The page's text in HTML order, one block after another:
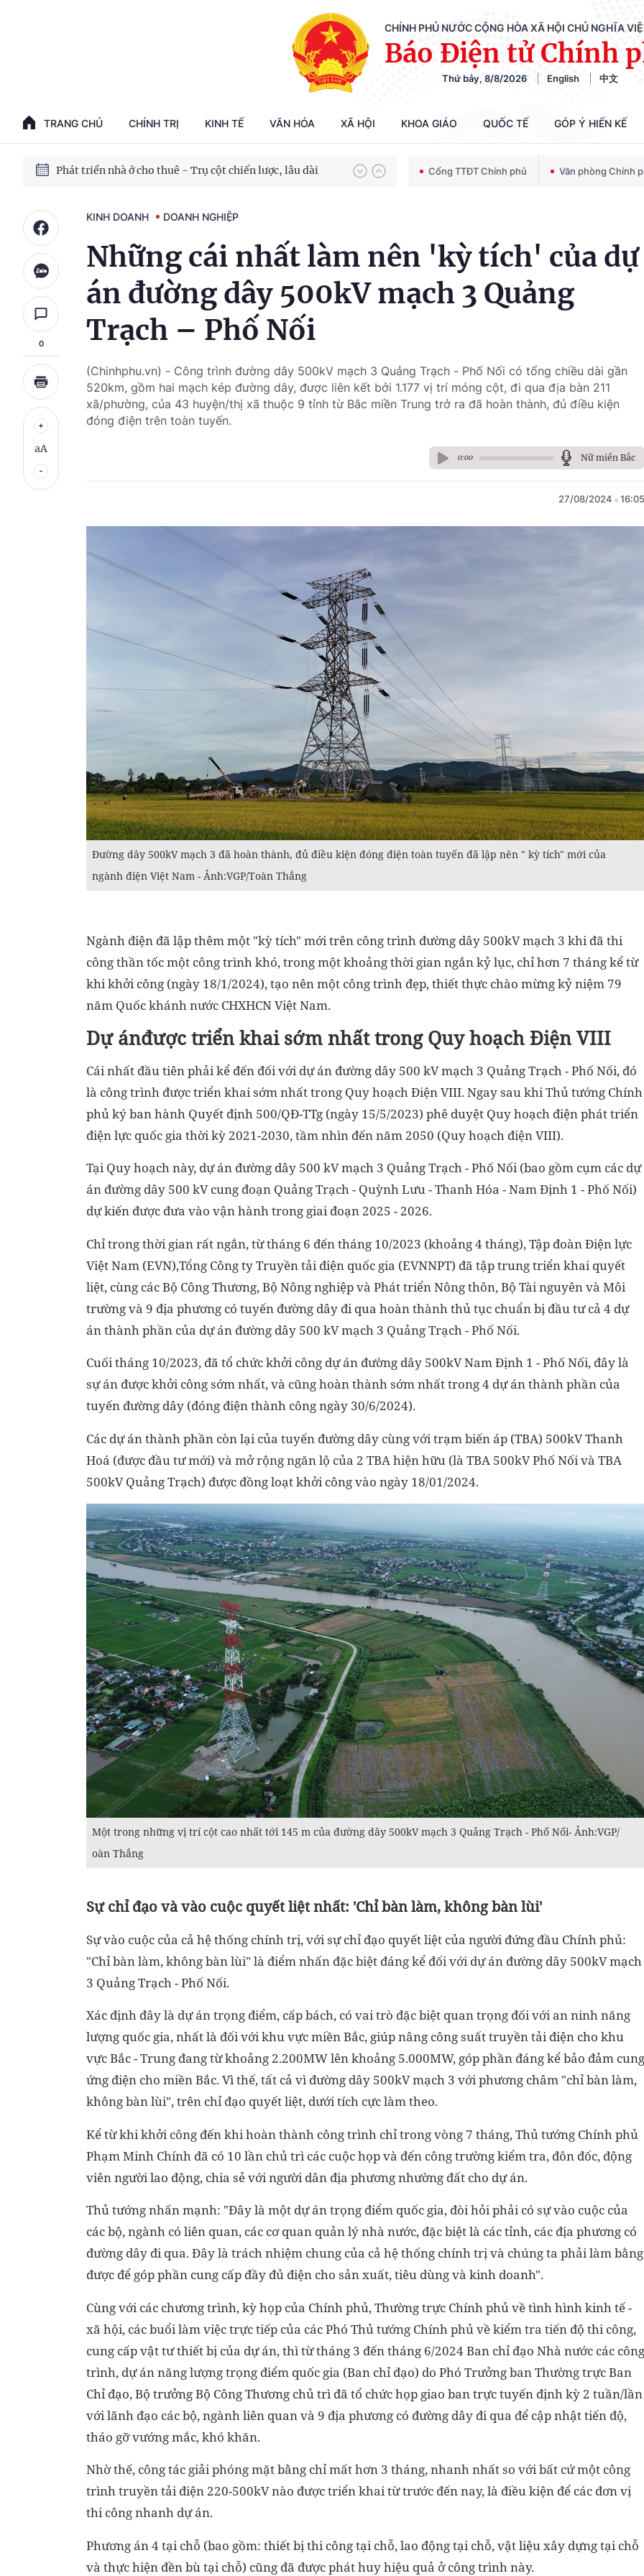
CHÍNH PHỦ NƯỚC CỘNG HÒA XÃ HỘI CHỦ NGHĨA
Báo Điện tử Chính
Thứ bảy, 8/8/2026 English 中文
TRANG CHỦ CHÍNH TRỊ KINH TẾ VĂN HÓA XÃ HỘI KHOA GIÁO QUỐC TẾ GÓP Ý HIẾN KẾ
Phát triển kinh tế nhà nước trong kỷ nguyên mới
Chiến dịch 500 ngày đêm tìm kiếm, quy tập và xác định danh tính hài cốt liệt sĩ
Bảo vệ nền tảng tư tưởng của Đảng trong kỷ nguyên phát triển mới
Phát triển nhà ở cho thuê - Trụ cột chiến lược, lâu dài Cổng TTĐT Chính phủ Văn phòng Chính
0
aA
KINH DOANH DOANH NGHIỆP
Những cái nhất làm nên 'kỳ tích' của dự
án đường dây 500kV mạch 3 Quảng
Trạch – Phố Nối
(Chinhphu.vn) - Công trình đường dây 500kV mạch 3 Quảng Trạch - Phố Nối có tổng chiều dài gần
520km, gồm hai mạch kép đường dây, được liên kết bởi 1.177 vị trí móng cột, đi qua địa bàn 211
xã/phường, của 43 huyện/thị xã thuộc 9 tỉnh từ Bắc miền Trung trở ra đã hoàn thành, đủ điều kiện
đóng điện trên toàn tuyến.
0:00 Nữ miền Bắc
27/08/2024 16:05
Đường dây 500kV mạch 3 đã hoàn thành, đủ điều kiện đóng điện toàn tuyến đã lập nên " kỳ tích" mới của
ngành điện Việt Nam - Ảnh:VGP/Toàn Thắng
Ngành điện đã lập thêm một "kỳ tích" mới trên công trình đường dây 500kV mạch 3 khi đã thi
công thần tốc một công trình khó, trong một khoảng thời gian ngắn kỷ lục, chỉ hơn 7 tháng kể từ
khi khởi công (ngày 18/1/2024), tạo nên một công trình đẹp, thiết thực chào mừng kỷ niệm 79
năm Quốc khánh nước CHXHCN Việt Nam.
Dự ánđược triển khai sớm nhất trong Quy hoạch Điện VIII
Cái nhất đầu tiên phải kể đến đối với dự án đường dây 500 kV mạch 3 Quảng Trạch - Phố Nối, đó
là công trình được triển khai sớm nhất trong Quy hoạch Điện VIII. Ngay sau khi Thủ tướng Chính
phủ ký ban hành Quyết định 500/QĐ-TTg (ngày 15/5/2023) phê duyệt Quy hoạch điện phát triển
điện lực quốc gia thời kỳ 2021-2030, tầm nhìn đến năm 2050 (Quy hoạch điện VIII).
Tại Quy hoạch này, dự án đường dây 500 kV mạch 3 Quảng Trạch - Phố Nối (bao gồm cụm các dự
án đường dây 500 kV cung đoạn Quảng Trạch - Quỳnh Lưu - Thanh Hóa - Nam Định 1 - Phố Nối)
dự kiến được đưa vào vận hành trong giai đoạn 2025 - 2026.
Chỉ trong thời gian rất ngắn, từ tháng 6 đến tháng 10/2023 (khoảng 4 tháng), Tập đoàn Điện lực
Việt Nam (EVN),Tổng Công ty Truyền tải điện quốc gia (EVNNPT) đã tập trung triển khai quyết
liệt, cùng các Bộ Công Thương, Bộ Nông nghiệp và Phát triển Nông thôn, Bộ Tài nguyên và Môi
trường và 9 địa phương có tuyến đường dây đi qua hoàn thành thủ tục chuẩn bị đầu tư cả 4 dự
án thành phần của dự án đường dây 500 kV mạch 3 Quảng Trạch - Phố Nối.
Cuối tháng 10/2023, đã tổ chức khởi công dự án đường dây 500kV Nam Định 1 - Phố Nối, đây là
sự án được khởi công sớm nhất, và cũng hoàn thành sớm nhất trong 4 dự án thành phần của
tuyến đường dây (đóng điện thành công ngày 30/6/2024).
Các dự án thành phần còn lại của tuyến đường dây cùng với trạm biến áp (TBA) 500kV Thanh
Hoá (được đầu tư mới) và mở rộng ngăn lộ của 2 TBA hiện hữu (là TBA 500kV Phố Nối và TBA
500kV Quảng Trạch) được đồng loạt khởi công vào ngày 18/01/2024.
Một trong những vị trí cột cao nhất tới 145 m của đường dây 500kV mạch 3 Quảng Trạch - Phố Nối- Ảnh:VGP/
oàn Thắng
Sự chỉ đạo và vào cuộc quyết liệt nhất: 'Chỉ bàn làm, không bàn lùi'
Sự vào cuộc của cả hệ thống chính trị, với sự chỉ đạo quyết liệt của người đứng đầu Chính phủ:
"Chỉ bàn làm, không bàn lùi" là điểm nhấn đặc biệt đáng kể đối với dự án đường dây 500kV mạch
3 Quảng Trạch - Phố Nối.
Xác định đây là dự án trọng điểm, cấp bách, có vai trò đặc biệt quan trọng đối với an ninh năng
lượng quốc gia, nhất là đối với khu vực miền Bắc, giúp nâng công suất truyền tải điện cho khu
vực Bắc - Trung đang từ khoảng 2.200MW lên khoảng 5.000MW, góp phần đáng kể bảo đảm cung
ứng điện cho miền Bắc. Vì thế, tất cả vì đường dây 500kV mạch 3 với phương châm "chỉ bàn làm,
không bàn lùi", trên chỉ đạo quyết liệt, dưới tích cực làm theo.
Kể từ khi khởi công đến khi hoàn thành công trình chỉ trong vòng 7 tháng, Thủ tướng Chính phủ
Phạm Minh Chính đã có 10 lần chủ trì các cuộc họp và đến công trường kiểm tra, đôn đốc, động
viên người lao động, chia sẻ với người dân địa phương nhường đất cho dự án.
Thủ tướng nhấn mạnh: "Đây là một dự án trọng điểm quốc gia, đòi hỏi phải có sự vào cuộc của
các bộ, ngành có liên quan, các cơ quan quản lý nhà nước, đặc biệt là các tỉnh, các địa phương có
đường dây đi qua. Đây là trách nhiệm chung của cả hệ thống chính trị và chúng ta phải làm bằng
được để góp phần cung cấp đầy đủ điện cho sản xuất, tiêu dùng và kinh doanh".
Cùng với các chương trình, kỳ họp của Chính phủ, Thường trực Chính phủ về tình hình kinh tế -
xã hội, các buổi làm việc trực tiếp của các Phó Thủ tướng Chính phủ về kiểm tra tiến độ thi công,
cung cấp vật tư thiết bị của dự án, thì từ tháng 3 đến tháng 6/2024 Ban chỉ đạo Nhà nước các công
trình, dự án năng lượng trọng điểm quốc gia (Ban chỉ đạo) do Phó Trưởng ban Thường trực Ban
Chỉ đạo, Bộ trưởng Bộ Công Thương chủ trì đã tổ chức họp giao ban trực tuyến định kỳ 2 tuần/lần
với lãnh đạo các bộ, ngành liên quan và 9 địa phương có đường dây đi qua để cập nhật tiến độ,
tháo gỡ vướng mắc, khó khăn.
Nhờ thế, công tác giải phóng mặt bằng chỉ mất hơn 3 tháng, nhanh nhất so với bất cứ một công
trình truyền tải điện 220-500kV nào được triển khai từ trước đến nay, là điều kiện để các đơn vị
thi công nhanh dự án.
Phương án 4 tại chỗ (bao gồm: thiết bị thi công tại chỗ, lao động tại chỗ, vật liệu xây dựng tại chỗ
và thực hiện đền bù tại chỗ) cũng đã được phát huy hiệu quả ở công trình này.